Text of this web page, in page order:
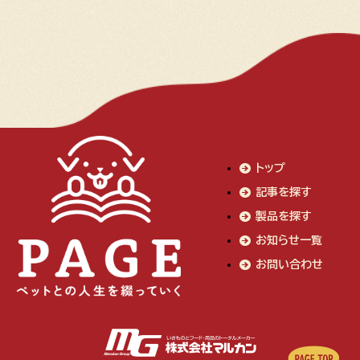
トップ
記事を探す
製品を探す
お知らせ一覧
お問い合わせ